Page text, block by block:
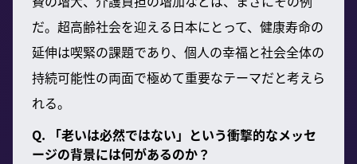
だ。超高齢社会を迎える日本にとって、健康寿命の
延伸は喫緊の課題であり、個人の幸福と社会全体の
持続可能性の両面で極めて重要なテーマだと考えら
れる。
Q. 「老いは必然ではない」という衝撃的なメッセ
ージの背景には何があるのか？